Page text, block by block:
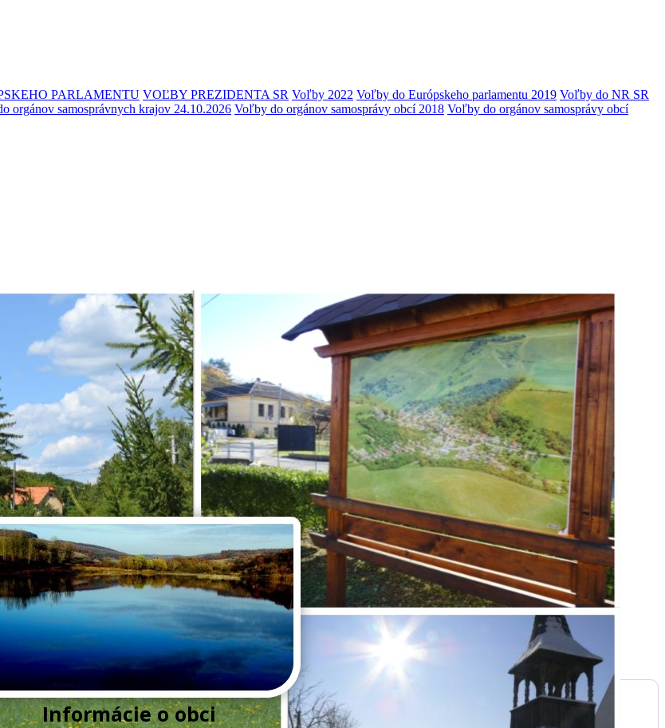
PARLAMENTU VOĽBY PREZIDENTA SR Voľby 2022 Voľby do Európskeho parlamentu 2019 Voľby do NR SR
orgánov samosprávnych krajov 24.10.2026 Voľby do orgánov samosprávy obcí 2018 Voľby do orgánov samosprávy obcí
Informácie o obci